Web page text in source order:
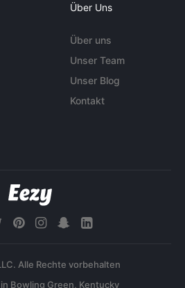
Über Uns
Über uns
Unser Team
Unser Blog
Kontakt
Alle Rechte vorbehalten